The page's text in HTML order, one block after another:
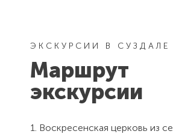
ЭКСКУРСИИ В СУЗДАЛЕ
Маршрут
экскурсии
1. Воскресенская церковь из